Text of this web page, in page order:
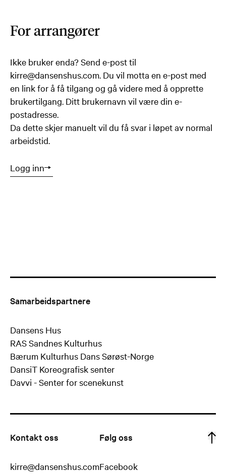
For arrangører
Ikke bruker enda? Send e-post til
kirre@dansenshus.com. Du vil motta en e-post med
en link for å få tilgang og gå videre med å opprette
brukertilgang. Ditt brukernavn vil være din e-
postadresse.
Da dette skjer manuelt vil du få svar i løpet av normal
arbeidstid.
Logg inn
Samarbeidspartnere
Dansens Hus
RAS Sandnes Kulturhus
Bærum Kulturhus Dans Sørøst-Norge
DansiT Koreografisk senter
Davvi - Senter for scenekunst
Kontakt oss
kirre@dansenshus.com
Følg oss
Facebook